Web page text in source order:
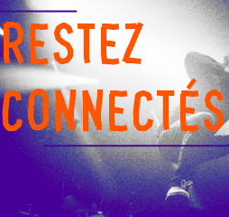
RESTEZ
CONNECTÉS